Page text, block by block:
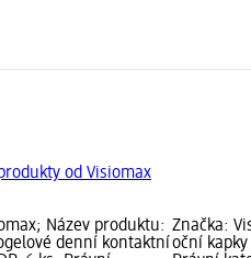
od Visiomax
Název produktu:
denní kontaktní
Značka:
oční kapky